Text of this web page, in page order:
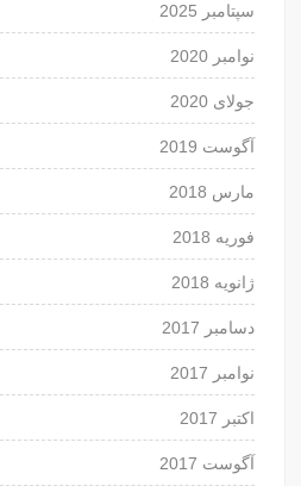
سپتامبر 2025
نوامبر 2020
جولای 2020
آگوست 2019
مارس 2018
فوریه 2018
ژانویه 2018
دسامبر 2017
نوامبر 2017
اکتبر 2017
آگوست 2017